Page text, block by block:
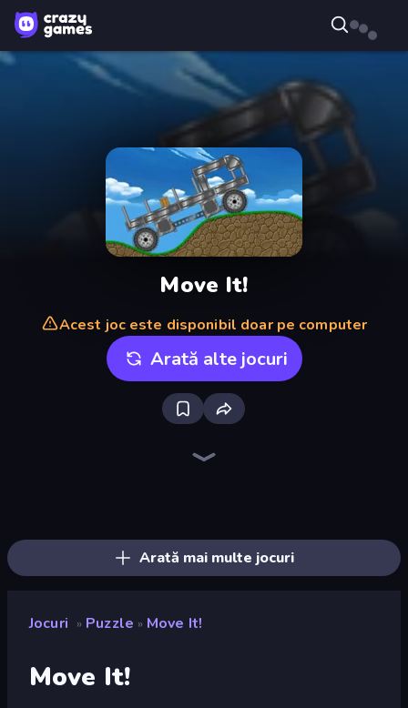
Move It!
Acest joc este disponibil doar pe computer
Arată alte jocuri
Arată mai multe jocuri
Jocuri » Puzzle » Move It!
Move It!